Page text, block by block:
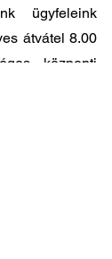
ügyfeleink
átvátel 8.00
központi